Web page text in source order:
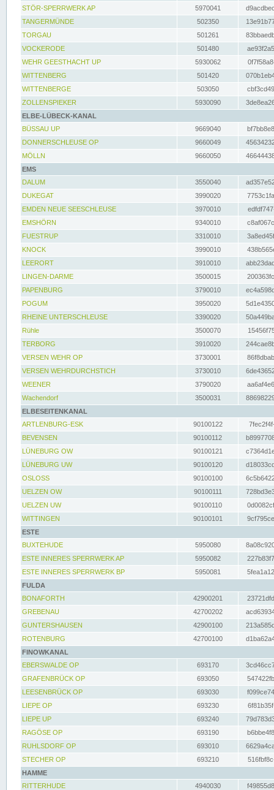
STÖR-SPERRWERK AP 5970041
TANGERMÜNDE
502350
TORGAU
501261
VOCKERODE
501480
WEHR GEESTHACHT UP
5930062
WITTENBERG
501420
WITTENBERGE
503050
ZOLLENSPIEKER
5930090
ELBE-LÜBECK-KANAL
BÜSSAU UP
9669040
DONNERSCHLEUSE OP
9660049
MÖLLN
9660050
EMS
DALUM
3550040
DUKEGAT
3990020
EMDEN NEUE SEESCHLEUSE
3970010
EMSHÖRN
9340010
FUESTRUP
3310010
KNOCK
3990010
LEERORT
3910010
LINGEN-DARME
3500015
PAPENBURG
3790010
POGUM
3950020
RHEINE UNTERSCHLEUSE
3390020
Rühle
3500070
TERBORG
3910020
VERSEN WEHR OP
3730001
VERSEN WEHRDURCHSTICH
3730010
WEENER
3790020
Wachendorf
3500031
ELBESEITENKANAL
ARTLENBURG-ESK
90100122
BEVENSEN
90100112
LÜNEBURG OW
90100121
LÜNEBURG UW
90100120
OSLOSS
90100100
UELZEN OW
90100111
UELZEN UW
90100110
WITTINGEN
90100101
ESTE
BUXTEHUDE
5950080
ESTE INNERES SPERRWERK AP
5950082
ESTE INNERES SPERRWERK BP
5950081
FULDA
BONAFORTH
42900201
GREBENAU
42700202
GUNTERSHAUSEN
42900100
ROTENBURG
42700100
FINOWKANAL
EBERSWALDE OP
693170
GRAFENBRÜCK OP
693050
LEESENBRÜCK OP
693030
LIEPE OP
693230
LIEPE UP
693240
RAGÖSE OP
693190
RUHLSDORF OP
693010
STECHER OP
693210
HAMME
RITTERHUDE
4940030